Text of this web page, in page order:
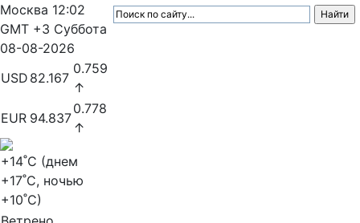
Москва 12:02
GMT +3 Суббота
08-08-2026
USD 82.167
0.759
↑
EUR 94.837
0.778
↑
+14˚C (днем
+17˚C, ночью
+10˚C)